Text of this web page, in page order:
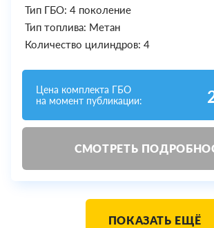
Тип ГБО: 4 поколение
Тип топлива: Метан
Количество цилиндров: 4
Цена комплекта ГБО
на момент публикации:
СМОТРЕТЬ
ПОКАЗАТЬ ЕЩЁ